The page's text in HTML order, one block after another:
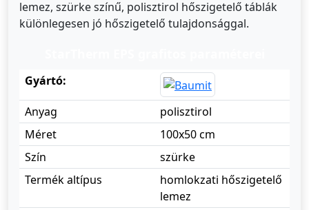
lemez, szürke színű, polisztirol hőszigetelő táblák
különlegesen jó hőszigetelő tulajdonsággal.
Gyártó:
Anyag
polisztirol
Méret
100x50 cm
Szín
szürke
Termék altípus
homlokzati hőszigetelő
lemez